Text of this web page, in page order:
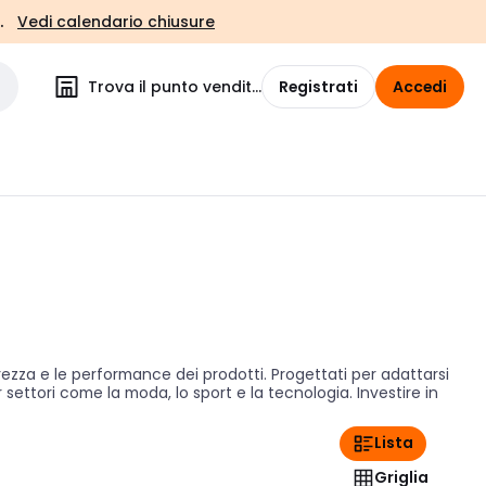
Vedi calendario chiusure
Trova il punto vendita Registrati Accedi
e le performance dei prodotti. Progettati per adattarsi
come la moda, lo sport e la tecnologia. Investire in
Lista
Griglia